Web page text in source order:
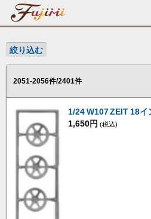
絞り込む
2051-2056件/2401件
1/24 W107 ZEIT 18イ
1,650円 (税込)